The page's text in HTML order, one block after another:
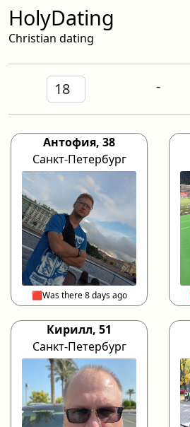
HolyDating
Christian dating
-
Антофия, 38
Санкт-Петербург
🟥Was there 8 days ago
Кирилл, 51
Санкт-Петербург